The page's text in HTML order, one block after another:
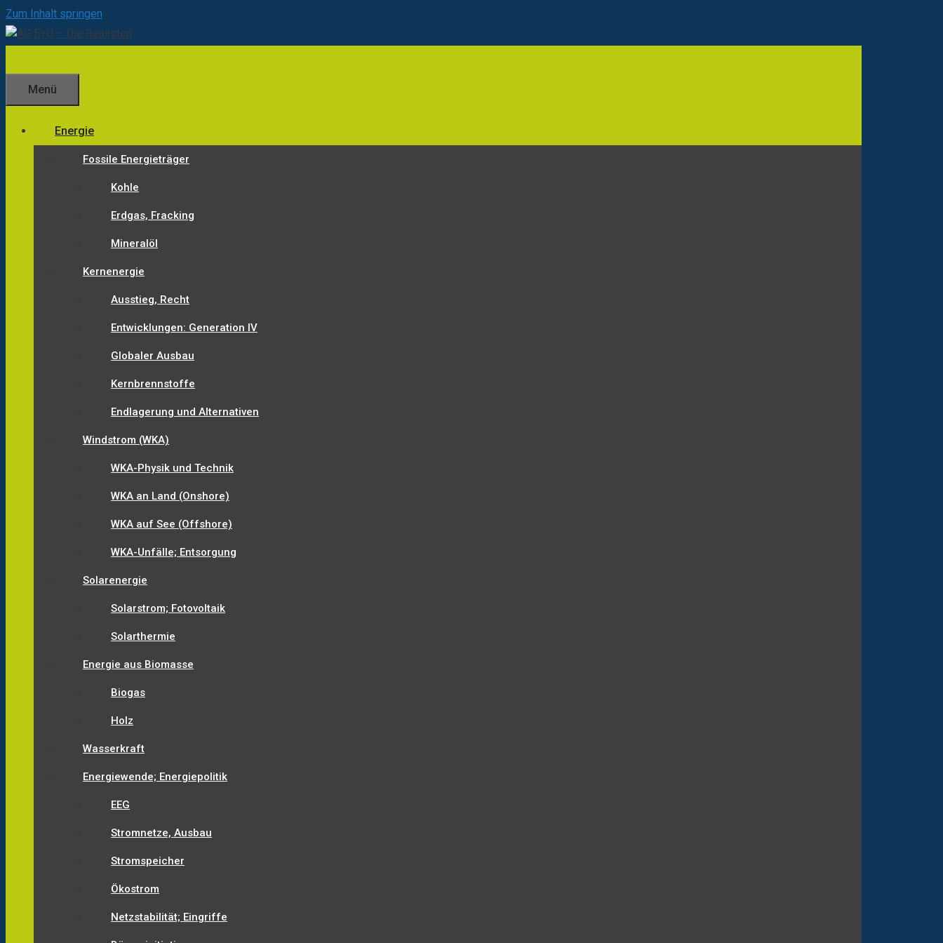
Zum Inhalt springen
Menü
Energie
Fossile Energieträger
Kohle
Erdgas, Fracking
Mineralöl
Kernenergie
Ausstieg, Recht
Entwicklungen: Generation IV
Globaler Ausbau
Kernbrennstoffe
Endlagerung und Alternativen
Windstrom (WKA)
WKA-Physik und Technik
WKA an Land (Onshore)
WKA auf See (Offshore)
WKA-Unfälle; Entsorgung
Solarenergie
Solarstrom; Fotovoltaik
Solarthermie
Energie aus Biomasse
Biogas
Holz
Wasserkraft
Energiewende; Energiepolitik
EEG
Stromnetze, Ausbau
Stromspeicher
Ökostrom
Netzstabilität; Eingriffe